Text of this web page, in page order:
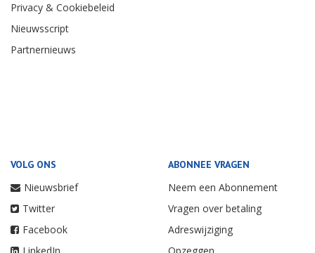
Privacy & Cookiebeleid
Nieuwsscript
Partnernieuws
VOLG ONS
Nieuwsbrief
Twitter
Facebook
ABONNEE VRAGEN
Neem een Abonnement
Vragen over betaling
Adreswijziging